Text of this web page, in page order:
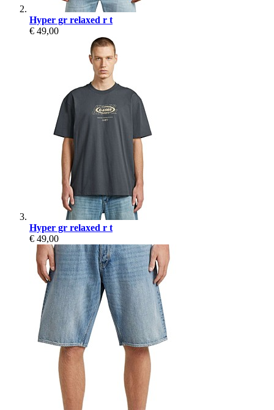
Hyper gr relaxed r t
€ 49,00
Hyper gr relaxed r t
€ 49,00